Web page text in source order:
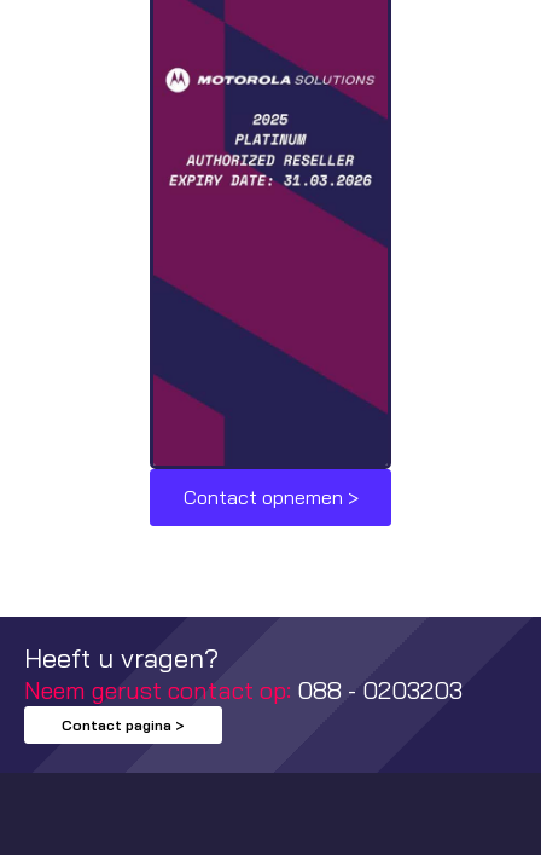
Contact opnemen >
Heeft u vragen?
Neem gerust contact op: 088 - 0203203
Contact pagina >